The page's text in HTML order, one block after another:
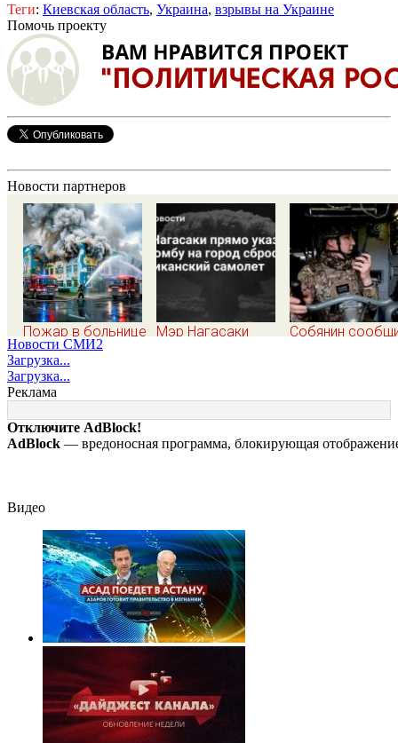
Теги: Киевская область, Украина, взрывы на Украине
Помочь проекту
Новости партнеров
Пожар в больнице
в Подольске
ликвидирован,
проведена
эвакуация
Мэр Нагасаки
американский
самолет
Собянин
Новости СМИ2
Загрузка...
Загрузка...
Реклама
Отключите AdBlock!
AdBlock — вредоносная программа, блокирующая
Видео